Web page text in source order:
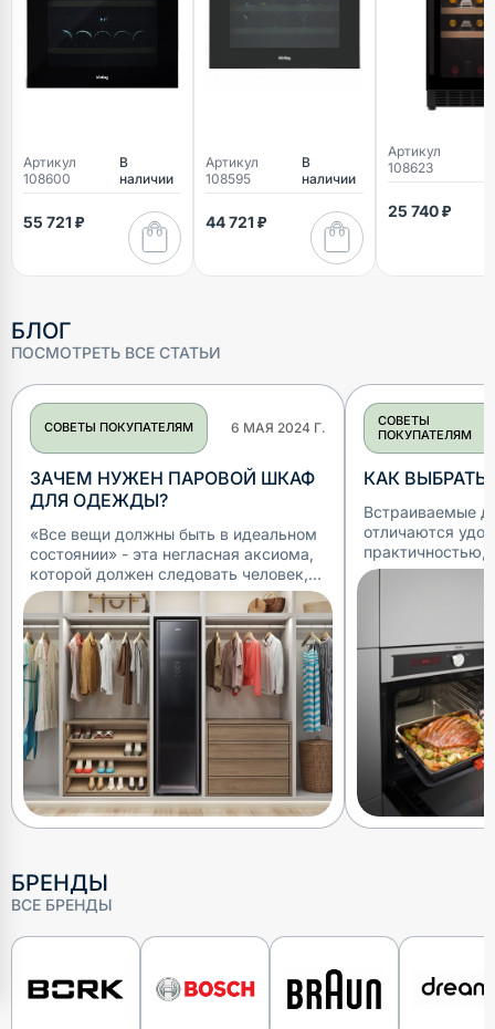
Артикул
108600
В
наличии
55 721 ₽
Артикул
108595
В
наличии
44 721 ₽
Артикул
108623
25 740 ₽
БЛОГ
ПОСМОТРЕТЬ ВСЕ СТАТЬИ
СОВЕТЫ ПОКУПАТЕЛЯМ 6 МАЯ 2024 Г.
ЗАЧЕМ НУЖЕН ПАРОВОЙ ШКАФ
ДЛЯ ОДЕЖДЫ?
«Все вещи должны быть в идеальном
состоянии» - эта негласная аксиома,
которой должен следовать человек,
чтобы его признали в обществе. Ведь
мало кто хочет общаться с
личностью, на которой мятая ил
СОВЕТЫ
ПОКУПАТЕЛЯМ
КАК
Встраиваемые
отличаются
практичностью,
вписываются в
БРЕНДЫ
ВСЕ БРЕНДЫ